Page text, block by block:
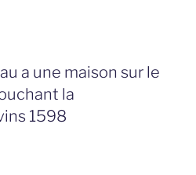
a une maison sur le
la
1598